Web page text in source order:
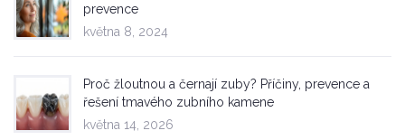
prevence
května 8, 2024
Proč žloutnou a černají zuby? Příčiny, prevence a
řešení tmavého zubního kamene
května 14, 2026